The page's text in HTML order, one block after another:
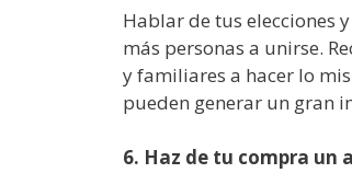
Hablar de tus elecciones
más personas a unirse.
y familiares a hacer lo
pueden generar un gran
6. Haz de tu compra